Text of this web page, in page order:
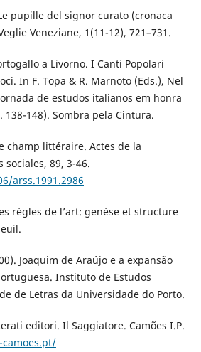
pupille del signor curato (cronaca
Veneziane, 1(11-12), 721–731.
a Livorno. I Canti Popolari
In F. Topa & R. Marnoto (Eds.), Nel
de estudos italianos em honra
138-148). Sombra pela Cintura.
champ littéraire. Actes de la
sociales, 89, 3-46.
arss.1991.2986
règles de l’art: genèse et structure
Joaquim de Araújo e a expansão
Instituto de Estudos
de Letras da Universidade do Porto.
editori. Il Saggiatore. Camões I.P.